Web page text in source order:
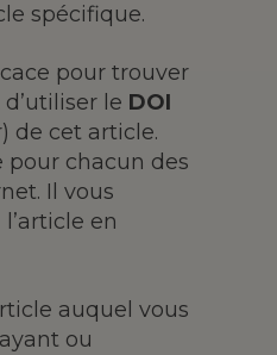
spécifique.
pour trouver
le DOI
de cet article.
pour chacun des
Il vous
en
auquel vous
ou